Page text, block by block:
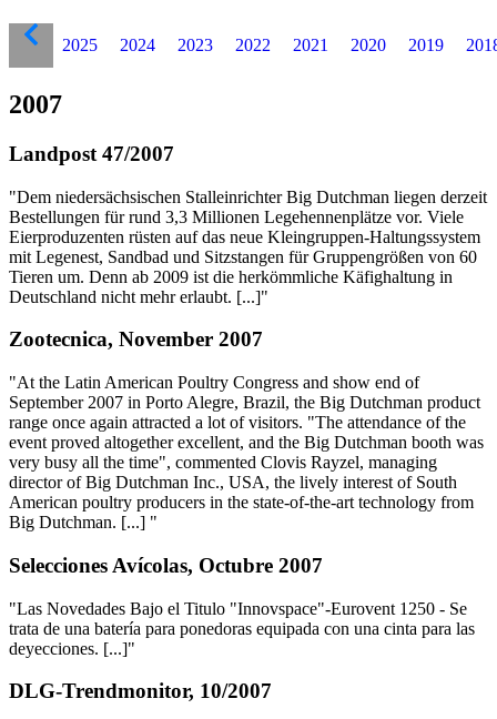
2025 2024 2023 2022 2021 2020 2019
2007
Landpost 47/2007
"Dem niedersächsischen Stalleinrichter Big Dutchman liegen derzeit
Bestellungen für rund 3,3 Millionen Legehennenplätze vor. Viele
Eierproduzenten rüsten auf das neue Kleingruppen-Haltungssystem
mit Legenest, Sandbad und Sitzstangen für Gruppengrößen von 60
Tieren um. Denn ab 2009 ist die herkömmliche Käfighaltung in
Deutschland nicht mehr erlaubt. [...]"
Zootecnica, November 2007
"At the Latin American Poultry Congress and show end of
September 2007 in Porto Alegre, Brazil, the Big Dutchman product
range once again attracted a lot of visitors. "The attendance of the
event proved altogether excellent, and the Big Dutchman booth was
very busy all the time", commented Clovis Rayzel, managing
director of Big Dutchman Inc., USA, the lively interest of South
American poultry producers in the state-of-the-art technology from
Big Dutchman. [...] "
Selecciones Avícolas, Octubre 2007
"Las Novedades Bajo el Titulo "Innovspace"-Eurovent 1250 - Se
trata de una batería para ponedoras equipada con una cinta para las
deyecciones. [...]"
DLG-Trendmonitor, 10/2007